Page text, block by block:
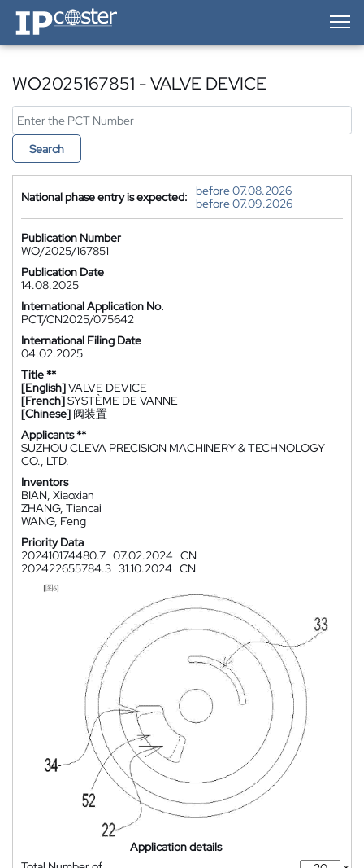
IP-Coster — Home
WO2025167851 - VALVE DEVICE
Search
National phase entry is expected:
before 07.08.2026
before 07.09.2026
Publication Number
WO/2025/167851
Publication Date
14.08.2025
International Application No.
PCT/CN2025/075642
International Filing Date
04.02.2025
Title **
[English]VALVE DEVICE
[French]SYSTÈME DE VANNE
[Chinese] 阀装置
Applicants **
SUZHOU CLEVA PRECISION MACHINERY & TECHNOLOGY
CO., LTD.
Inventors
BIAN, Xiaoxian
ZHANG, Tiancai
WANG, Feng
Priority Data
202410174480.7 07.02.2024 CN
202422655784.3 31.10.2024 CN
Application details